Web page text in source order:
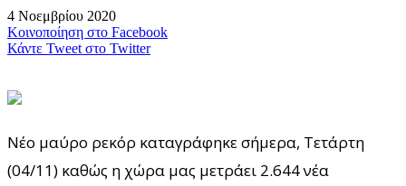
4 Νοεμβρίου 2020
Κοινοποίηση στο Facebook
Κάντε Tweet στο Twitter
Νέο μαύρο ρεκόρ καταγράφηκε σήμερα, Τετάρτη
(04/11) καθώς η χώρα μας μετράει 2.644 νέα